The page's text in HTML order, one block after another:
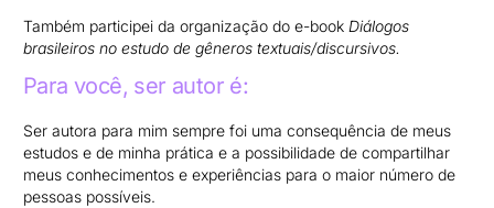
Também participei da organização do e-book Diálogos
brasileiros no estudo de gêneros textuais/discursivos.
Para você, ser autor é:
Ser autora para mim sempre foi uma consequência de meus
estudos e de minha prática e a possibilidade de compartilhar
meus conhecimentos e experiências para o maior número de
pessoas possíveis.